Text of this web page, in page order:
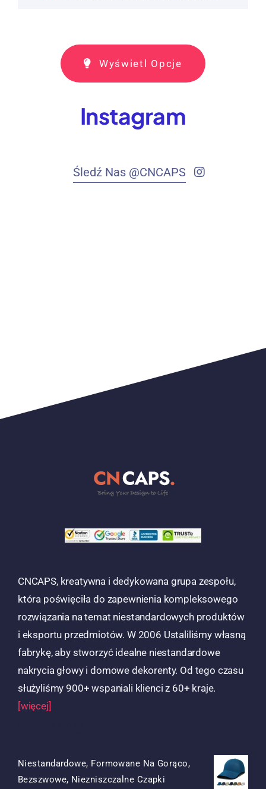
Wyświetl Opcje
Instagram
Śledź Nas @CNCAPS
CNCAPS, kreatywna i dedykowana grupa zespołu,
która poświęciła do zapewnienia kompleksowego
rozwiązania na temat niestandardowych produktów
i eksportu przedmiotów. W 2006 Ustaliliśmy własną
fabrykę, aby stworzyć idealne niestandardowe
nakrycia głowy i domowe dekorenty. Od tego czasu
służyliśmy 900+ wspaniali klienci z 60+ kraje.
[więcej]
Niestandardowe, Formowane Na Gorąco,
Bezszwowe, Niezniszczalne Czapki